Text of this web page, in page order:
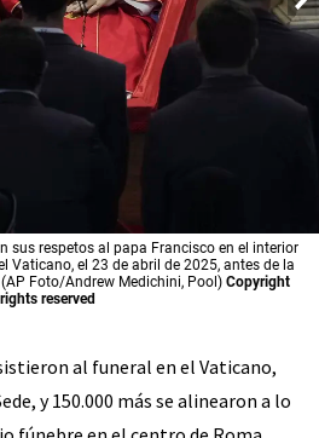
sus respetos al papa Francisco en el interior
Vaticano, el 23 de abril de 2025, antes de la
Foto/Andrew Medichini, Pool) Copyright
reserved
al funeral en el Vaticano,
y 150.000 más se alinearon a lo